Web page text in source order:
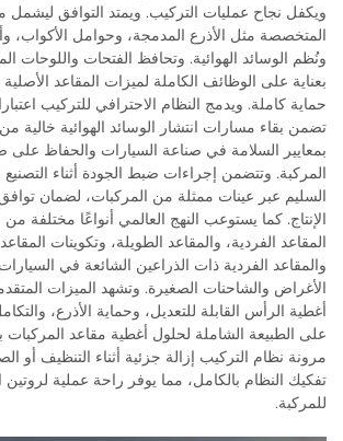
ويكفل نجاح عمليات التركيب. ويمتد التوافق ليشمل
المتخصصة مثل الأذرع المدمجة، وحوامل الأكواب،
ونُظم الوسائد الهوائية. وتحافظ الفتحات واللوحات
بعناية على الوظائف الكاملة لميزات المقاعد
حماية كاملة. ويدمج النظام الاحترافي للتركيب
تضمن بقاء مسارات انتشار الوسائد الهوائية خالية من
بمعايير السلامة في صناعة السيارات والحفاظ على
المركبة. وتتضمن إجراءات ضبط الجودة أثناء
السليم عبر عينات ممثلة من المركبات، لضمان
الإنتاج. كما يستوعب النهج العالمي أنواعًا مختلفة
المقاعد الفردية، والمقاعد الطويلة، وتكوينات
والمقاعد الفردية ذات الذراعين الشائعة في
الأغراض والشاحنات الصغيرة. وتشهد الميزات
أغطية الرأس القابلة للتعديل، وحماية الأذرع،
على الطبيعة الشاملة لحلول أغطية مقاعد المركبات
مرونة نظام التركيب إزالة جزئية أثناء التنظيف أو
تفكيك النظام بالكامل، مما يوفر راحة عملية لروتين
للمركبة.